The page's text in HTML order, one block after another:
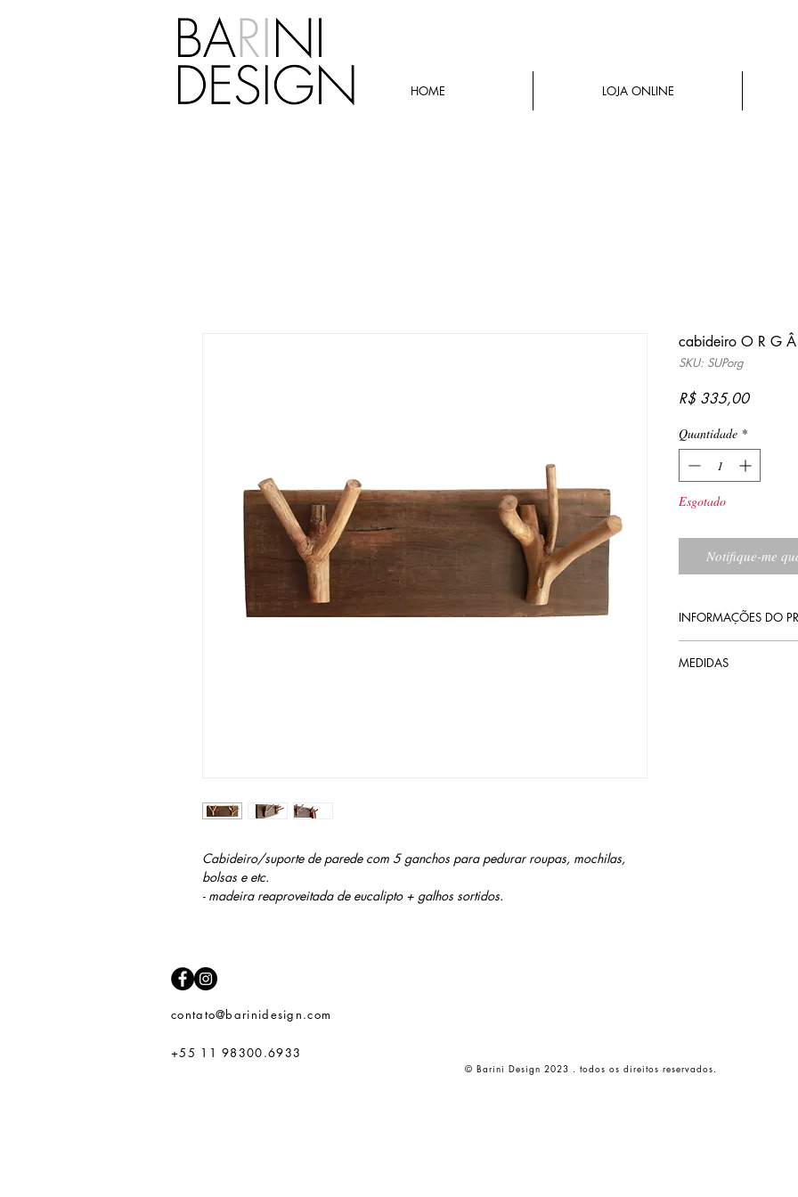
HOME LOJA ONLINE
Cabideiro/suporte de parede com 5 ganchos para pedurar roupas, mochilas,
bolsas e etc.
- madeira reaproveitada de eucalipto + galhos sortidos.
cabideiro O R G
SKU: SUPorg
R$ 335,00Preço
Quantidade *
Esgotado
Notifique-me
INFORMAÇÕES DO
MEDIDAS
contato@barinidesign.com
+55 11 98300.6933
© Barini Design 2023 . todos os direitos reservados.